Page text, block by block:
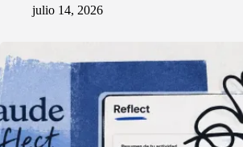
julio 14, 2026